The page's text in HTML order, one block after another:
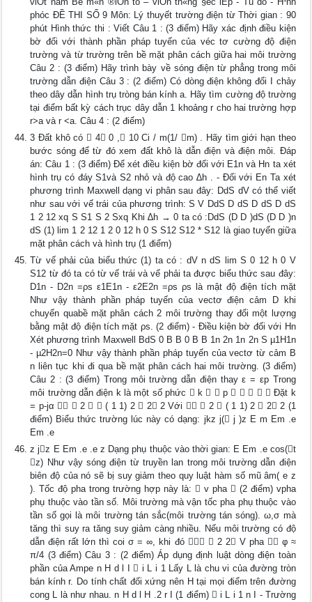
phóc ĐỀ THI SỐ 9 Môn: Lý thuyết trường điện từ Thời gian : 90
phút Hình thức thi : Viết Câu 1 : (3 điểm) Hãy xác định điều kiện
bờ đối với thành phần pháp tuyến của véc tơ cường độ điện
trường và từ trường trên bề mặt phân cách giữa hai môi trường
Câu 2 : (3 điểm) Hãy trình bày về sóng điện từ phẳng trong môi
trường dẫn điện Câu 3 : (2 điểm) Có dòng điện không đổi I chảy
theo dây dẫn hình trụ tròng bán kính a. Hãy tìm cường độ trường
tại điểm bất kỳ cách trục dây dẫn 1 khoảng r cho hai trường hợp
r>a và r <a. Câu 4 : (2 điểm)
3 Đất khô có  4 0 , 10 Ci / m(1/ m) . Hãy tìm giới hạn theo
bước sóng để từ đó xem đất khô là dẫn điện và điện môi. Đáp
án: Câu 1 : (3 điểm) Để xét điều kiện bờ đối với E1n và Hn ta xét
hình trụ có đáy S1và S2 nhỏ và độ cao ∆h . - Đối với En Ta xét
phương trình Maxwell dạng vi phân sau đây: DdS dV có thể viết
như sau với vế trái của phương trình: S V DdS D dS D dS D dS
1 2 12 xq S S1 S 2 Sxq Khi ∆h → 0 ta có :DdS (D D )dS (D D )n
dS (1) lim 1 2 12 1 2 0 12 h 0 S S12 S12 * S12 là giao tuyến giữa
mặt phân cách và hình trụ (1 điểm)
Từ vế phải của biểu thức (1) ta có : dV n dS lim S 0 12 h 0 V
S12 từ đó ta có từ vế trái và vế phải ta được biểu thức sau đây:
D1n - D2n =ρs ε1E1n - ε2E2n =ρs ρs là mật độ điện tích mặt
Như vậy thành phần pháp tuyến của vectơ điện cảm D khi
chuyển quabề mặt phân cách 2 môi trường thay đổi một lượng
bằng mật độ điện tích mặt ρs. (2 điểm) - Điều kiện bờ đối với Hn
Xét phương trình Maxwell BdS 0 B B 0 B B 1n 2n 1n 2n S µ1H1n
- µ2H2n=0 Như vậy thành phần pháp tuyến của vectơ từ cảm B
n liên tục khi đi qua bề mặt phân cách hai môi trường. (3 điểm)
Câu 2 : (3 điểm) Trong môi trường dẫn điện thay ε = εp Trong
môi trường dẫn điện k là một số phức  k   p      Đặt k
= p-jα   2   ( 1 1) 2  2 2 Với   2  ( 1 1) 2  2 2 (1
điểm) Biểu thức trường lúc này có dạng: jkz j( j )z E m Em .e
Em .e
z jz E Em .e .e z Dạng phụ thuộc vào thời gian: E Em .e cos(t
z) Như vậy sóng điện từ truyền lan trong môi trường dẫn điện
biên độ của nó sẽ bị suy giảm theo quy luật hàm số mũ âm( e z
). Tốc độ pha trong trường hợp này là:  v pha  (2 điểm) vpha
phụ thuộc vào tần số. Môi trường mà vận tốc pha phụ thuộc vào
tần số gọi là môi trường tán sắc(môi trường tán sóng). ω,σ mà
tăng thì suy ra tăng suy giảm càng nhiều. Nếu môi trường có độ
dẫn điện rất lớn thì coi σ = ∞, khi đó   2 2 V pha  φ ≈
π/4 (3 điểm) Câu 3 : (2 điểm) Áp dụng định luật dòng điện toàn
phần của Ampe n H d l I  i L i 1 Lấy L là chu vi của đường tròn
bán kính r. Do tính chất đối xứng nên H tại mọi điểm trên đường
cong L là như nhau. n H d l H .2 r I (1 điểm)  i L i 1 n I - Trường